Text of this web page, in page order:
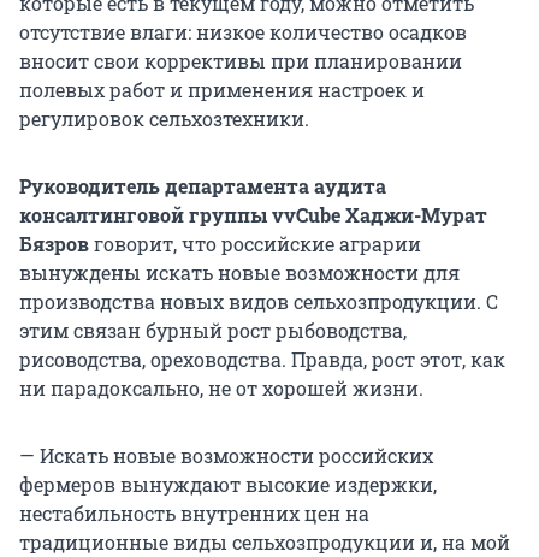
отсутствие влаги: низкое количество осадков
вносит свои коррективы при планировании
полевых работ и применения настроек и
регулировок сельхозтехники.
Руководитель департамента аудита
консалтинговой группы vvCube Хаджи-Мурат
Бязровговорит, что российские аграрии
вынуждены искать новые возможности для
производства новых видов сельхозпродукции. С
этим связан бурный рост рыбоводства,
рисоводства, ореховодства. Правда, рост этот, как
ни парадоксально, не от хорошей жизни.
— Искать новые возможности российских
фермеров вынуждают высокие издержки,
нестабильность внутренних цен на
традиционные виды сельхозпродукции и, на мой